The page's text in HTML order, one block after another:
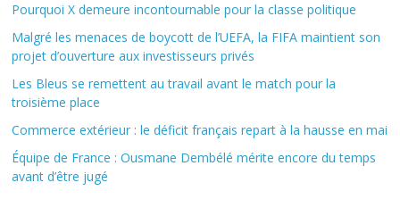
Pourquoi X demeure incontournable pour la classe politique
Malgré les menaces de boycott de l’UEFA, la FIFA maintient son
projet d’ouverture aux investisseurs privés
Les Bleus se remettent au travail avant le match pour la
troisième place
Commerce extérieur : le déficit français repart à la hausse en mai
Équipe de France : Ousmane Dembélé mérite encore du temps
avant d’être jugé